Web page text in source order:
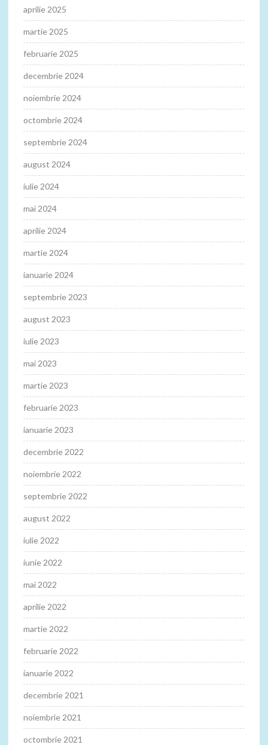
aprilie 2025
martie 2025
februarie 2025
decembrie 2024
noiembrie 2024
octombrie 2024
septembrie 2024
august 2024
iulie 2024
mai 2024
aprilie 2024
martie 2024
ianuarie 2024
septembrie 2023
august 2023
iulie 2023
mai 2023
martie 2023
februarie 2023
ianuarie 2023
decembrie 2022
noiembrie 2022
septembrie 2022
august 2022
iulie 2022
iunie 2022
mai 2022
aprilie 2022
martie 2022
februarie 2022
ianuarie 2022
decembrie 2021
noiembrie 2021
octombrie 2021